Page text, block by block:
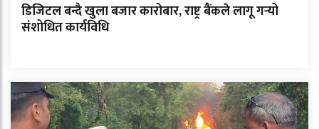
डिजिटल बन्दै खुला बजार कारोबार, राष्ट्र बैंकले लागू गर्‍यो
संशोधित कार्यविधि